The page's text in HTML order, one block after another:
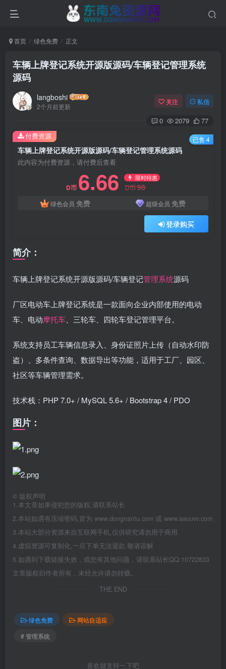
首页 绿色免费 正文
车辆上牌登记系统开源版源码/车辆登记管理系统
源码
langboshi
2个月前更新
关注 私信
0 2079 77
车辆上牌登记系统开源版源码/车辆登记管理系统源码
此内容为付费资源，请付费后查看
D币 6.66 限时特惠
D币98
绿色会员 免费 超级会员 免费
登录购买
付费资源 已售 4
简介：
车辆上牌登记系统开源版源码/车辆登记管理系统源码
厂区电动车上牌登记系统是一款面向企业内部使用的电动
车、电动摩托车 、三轮车、四轮车登记管理平台。
系统支持员工车辆信息录入、身份证照片上传（自动水印防
盗）、多条件查询、数据导出等功能，适用于工厂、园区、
社区等车辆管理需求。
技术栈：PHP 7.0+ / MySQL 5.6+ / Bootstrap 4 / PDO
图片：
© 版权声明
1.本文章如果侵犯您的版权,请联系站长
2.本站如遇有压缩密码,皆为 www.dongnantu.com 或 www.aauuvv.com
3.本站大部分资源来自互联网手机,仅供研究请勿用于商用
4.虚拟资源可复制化,一旦下单无法退款,敬请谅解
5.如遇到下载链接失效，或您有其他问题，请联系站长QQ:10722833
文章版权归作者所有，未经允许请勿转载。
THE END
绿色免费
网站自适应
# 管理系统
喜欢就支持一下吧